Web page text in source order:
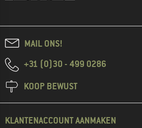
MAIL ONS!
+31 (0)30 - 499 0286
KOOP BEWUST
KLANTENACCOUNT AANMAKEN